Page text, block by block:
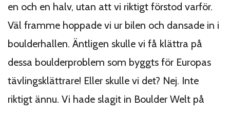
en och en halv, utan att vi riktigt förstod varför.
Väl framme hoppade vi ur bilen och dansade in i
boulderhallen. Äntligen skulle vi få klättra på
dessa boulderproblem som byggts för Europas
tävlingsklättrare! Eller skulle vi det? Nej. Inte
riktigt ännu. Vi hade slagit in Boulder Welt på